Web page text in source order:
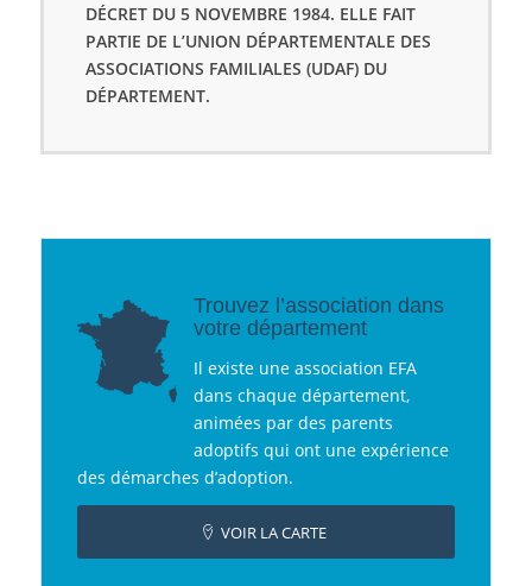
DÉCRET DU 5 NOVEMBRE 1984. ELLE FAIT
PARTIE DE L’UNION DÉPARTEMENTALE DES
ASSOCIATIONS FAMILIALES (UDAF) DU
DÉPARTEMENT.
Trouvez l’association dans
votre département
Il existe une association EFA
dans chaque département,
animées par des parents
adoptifs qui ont une expérience
des démarches d’adoption.
VOIR LA CARTE